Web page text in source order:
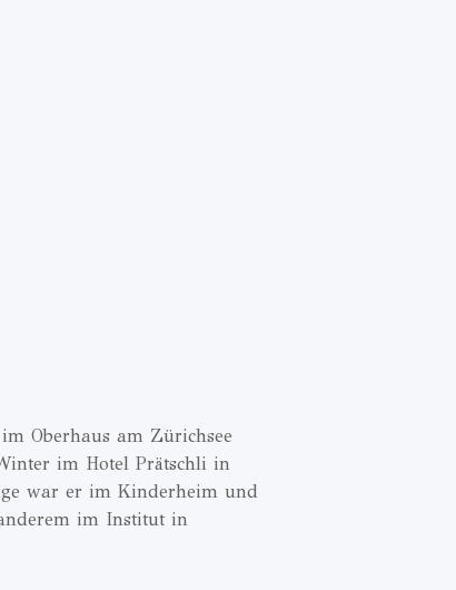
Oberhaus am Zürichsee
im Hotel Prätschli in
war er im Kinderheim und
im Institut in